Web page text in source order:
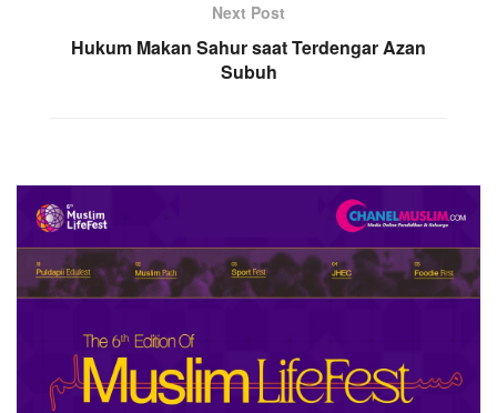
Next Post
Hukum Makan Sahur saat Terdengar Azan
Subuh